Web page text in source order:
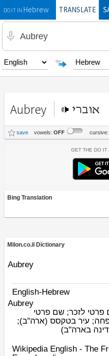
DO IT INHebrewTRANSLATE
Aubrey אוברי
save vowels: OFF cursive:
Get the Do It
Bing Translation
Milon.co.il Dictionary
Aubrey
English-Hebrew
Aubrey
פרטי לזכר; שם פרטי
עיר בטקסס (ארה"ב);
בארה"ב)
Wikipedia English - The